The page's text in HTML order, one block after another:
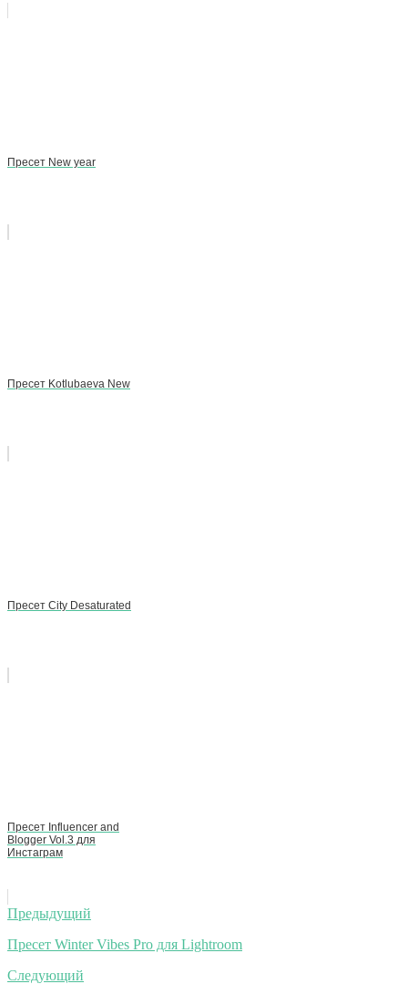
Пресет New year
Пресет Kotlubaeva New
Пресет City Desaturated
Пресет Influencer and
Blogger Vol.3 для
Инстаграм
Навигация
по
записям
Предыдущий
Пресет Winter Vibes Pro для Lightroom
Следующий